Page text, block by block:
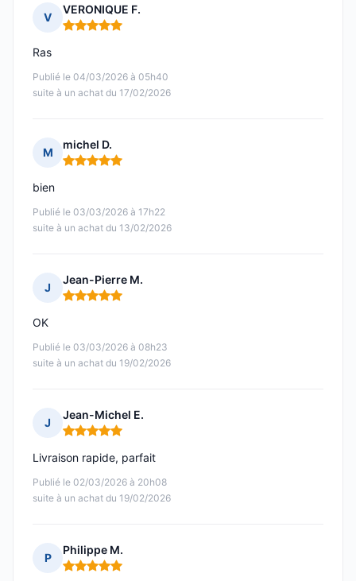
V
VERONIQUE F.
Note : 5 sur 5
Publié le 04/03/2026 à 05h40
suite à un achat du 17/02/2026
Ras
M
michel D.
Note : 5 sur 5
Publié le 03/03/2026 à 17h22
suite à un achat du 13/02/2026
bien
J
Jean-Pierre M.
Note : 5 sur 5
Publié le 03/03/2026 à 08h23
suite à un achat du 19/02/2026
OK
J
Jean-Michel E.
Note : 5 sur 5
Publié le 02/03/2026 à 20h08
suite à un achat du 19/02/2026
Livraison rapide, parfait
P
Philippe M.
Note : 5 sur 5